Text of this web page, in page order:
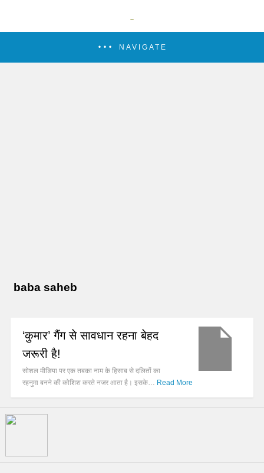
NAVIGATE
baba saheb
‘कुमार’ गैंग से सावधान रहना बेहद
जरूरी है!
सोशल मीडिया पर एक तबका नाम के हिसाब से दलितों का
रहनुमा बनने की कोशिश करते नजर आता है। इसके… Read More